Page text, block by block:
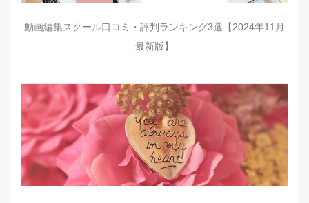
動画編集スクール口コミ・評判ランキング3選【2024年11月
最新版】